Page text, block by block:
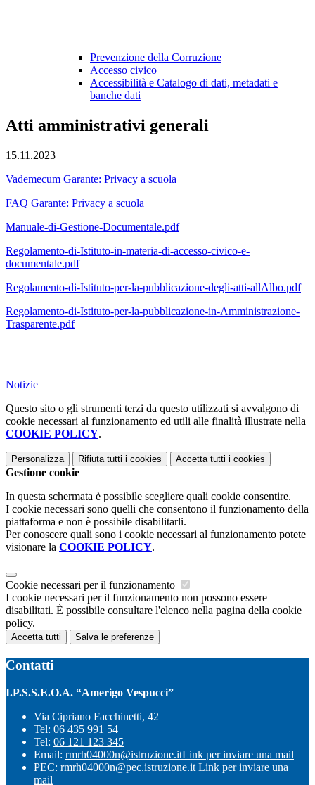
Prevenzione della Corruzione
Accesso civico
Accessibilità e Catalogo di dati, metadati e
banche dati
Atti amministrativi generali
15.11.2023
Vademecum Garante: Privacy a scuola
FAQ Garante: Privacy a scuola
Manuale-di-Gestione-Documentale.pdf
Regolamento-di-Istituto-in-materia-di-accesso-civico-e-
documentale.pdf
Regolamento-di-Istituto-per-la-pubblicazione-degli-atti-allAlbo.pdf
Regolamento-di-Istituto-per-la-pubblicazione-in-Amministrazione-
Trasparente.pdf
Notizie
Questo sito o gli strumenti terzi da questo utilizzati si avvalgono di
cookie necessari al funzionamento ed utili alle finalità illustrate nella
COOKIE POLICY.
Personalizza Rifiuta tutti i cookies Accetta tutti i cookies
Gestione cookie
In questa schermata è possibile scegliere quali cookie consentire.
I cookie necessari sono quelli che consentono il funzionamento della
piattaforma e non è possibile disabilitarli.
Per conoscere quali sono i cookie necessari al funzionamento potete
visionare la COOKIE POLICY.
Cookie necessari per il funzionamento
I cookie necessari per il funzionamento non possono essere
disabilitati. È possibile consultare l'elenco nella pagina della cookie
policy.
Accetta tutti Salva le preferenze
Contatti
I.P.S.S.E.O.A. “Amerigo Vespucci”
Via Cipriano Facchinetti, 42
Tel: 06 435 991 54
Tel: 06 121 123 345
Email: rmrh04000n@istruzione.itLink per inviare una mail
PEC: rmrh04000n@pec.istruzione.it Link per inviare una
mail